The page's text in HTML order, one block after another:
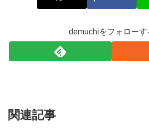
demuchiをフォローす
関連記事